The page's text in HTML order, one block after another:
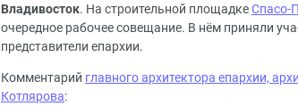
Владивосток. На строительной площадкеСпасо-
очередное рабочее совещание. В нём приняли
представители епархии.
Комментарий главного архитектора епархии,
Котлярова: